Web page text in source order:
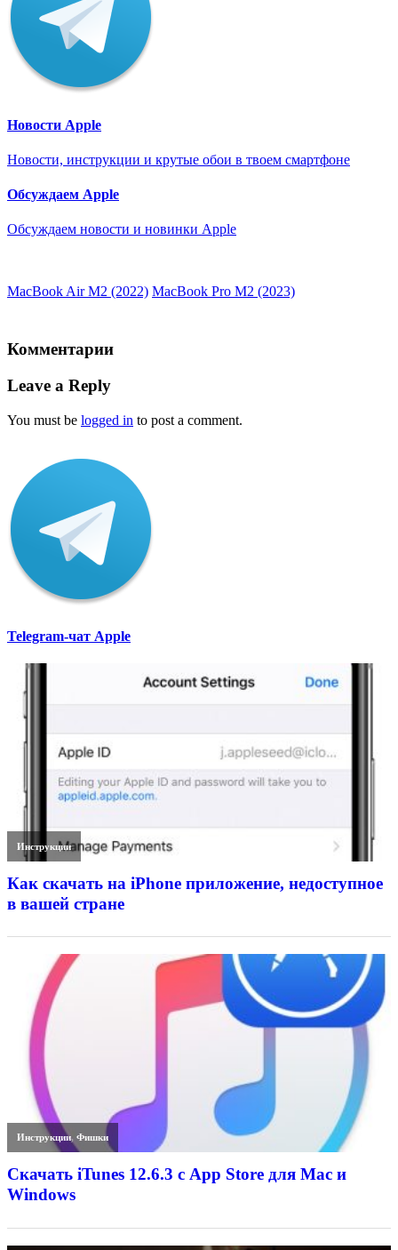
Новости Apple
Новости, инструкции и крутые обои в твоем смартфоне
Обсуждаем Apple
Обсуждаем новости и новинки Apple
MacBook Air M2 (2022) MacBook Pro M2 (2023)
Комментарии
Leave a Reply
You must be logged in to post a comment.
Telegram-чат Apple
Инструкции
Как скачать на iPhone приложение, недоступное
в вашей стране
Инструкции,Фишки
Скачать iTunes 12.6.3 с App Store для Mac и
Windows